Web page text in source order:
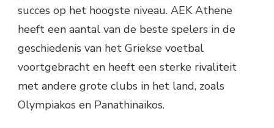
succes op het hoogste niveau. AEK Athene
heeft een aantal van de beste spelers in de
geschiedenis van het Griekse voetbal
voortgebracht en heeft een sterke rivaliteit
met andere grote clubs in het land, zoals
Olympiakos en Panathinaikos.